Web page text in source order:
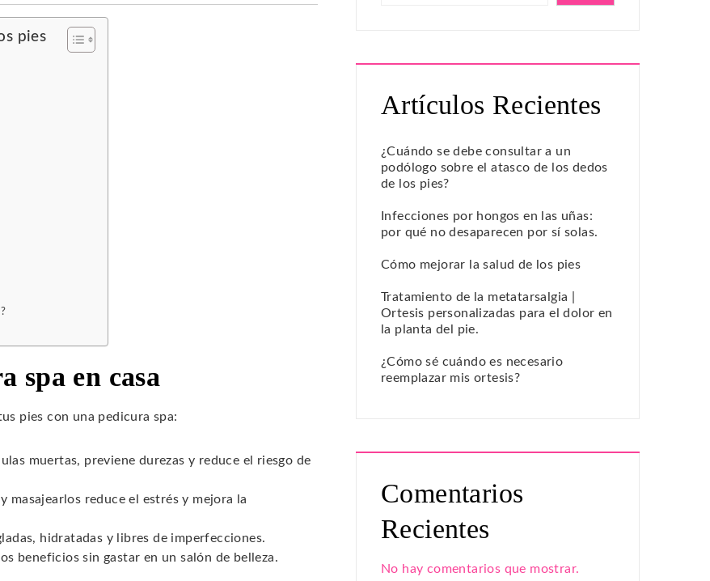
pies
spa en casa
pies con una pedicura spa:
muertas, previene durezas y reduce el riesgo de
masajearlos reduce el estrés y mejora la
hidratadas y libres de imperfecciones.
beneficios sin gastar en un salón de belleza.
Artículos Recientes
¿Cuándo se debe consultar a un
podólogo sobre el atasco de los dedos
de los pies?
Infecciones por hongos en las uñas:
por qué no desaparecen por sí solas.
Cómo mejorar la salud de los pies
Tratamiento de la metatarsalgia |
Ortesis personalizadas para el dolor en
la planta del pie.
¿Cómo sé cuándo es necesario
reemplazar mis ortesis?
Comentarios
Recientes
No hay comentarios que mostrar.